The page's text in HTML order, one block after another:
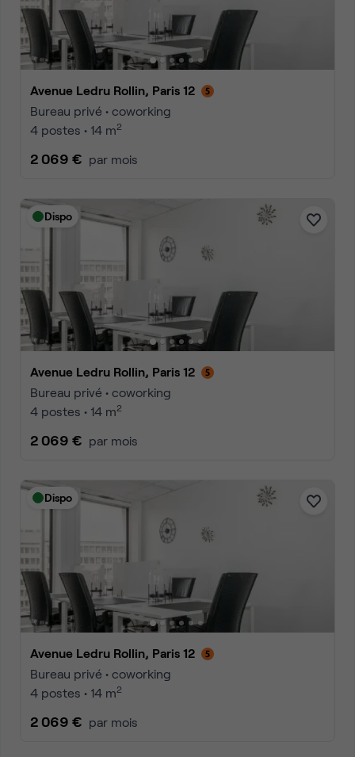
Avenue Ledru Rollin, Paris 12
Bureau privé • coworking
4 postes • 14 m2
2 069 € par mois
Dispo
Avenue Ledru Rollin, Paris 12
Bureau privé • coworking
4 postes • 14 m2
2 069 € par mois
Dispo
Avenue Ledru Rollin, Paris 12
Bureau privé • coworking
4 postes • 14 m2
2 069 € par mois